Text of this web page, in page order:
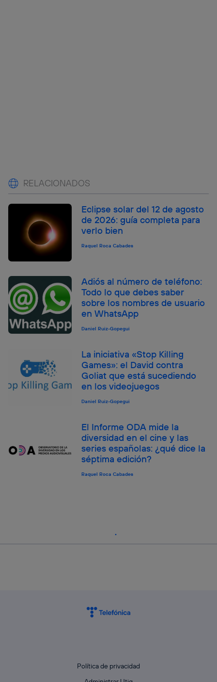
RELACIONADOS
Eclipse solar del 12 de agosto
de 2026: guía completa para
verlo bien
Raquel Roca Cabades
Adiós al número de teléfono:
Todo lo que debes saber
sobre los nombres de usuario
en WhatsApp
Daniel Ruiz-Gopegui
La iniciativa «Stop Killing
Games»: el David contra
Goliat que está sucediendo
en los videojuegos
Daniel Ruiz-Gopegui
El Informe ODA mide la
diversidad en el cine y las
series españolas: ¿qué dice la
séptima edición?
Raquel Roca Cabades
Política de privacidad